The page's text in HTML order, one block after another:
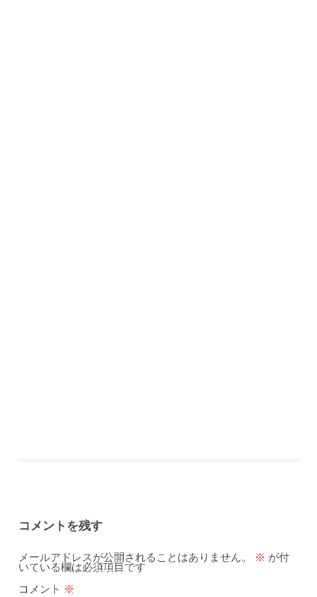
コメントを残す
メールアドレスが公開されることはありません。 ※ が付
いている欄は必須項目です
コメント ※